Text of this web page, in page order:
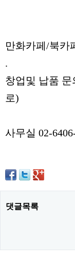
만화카페/북카
.
창업및 납품 문
로)
사무실 02-
댓글목록